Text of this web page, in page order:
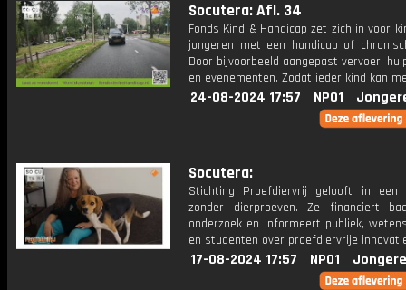
Socutera: Afl. 34
Fonds Kind & Handicap zet zich in voor
jongeren met een handicap of
Door bijvoorbeeld aangepast vervoer,
en evenementen. Zodat ieder kind kan
24-08-2024 17:57 NPO1
Socutera:
Stichting Proefdiervrij gelooft in een
zonder dierproeven. Ze financiert
onderzoek en informeert publiek,
en studenten over proefdiervrije
17-08-2024 17:57 NPO1